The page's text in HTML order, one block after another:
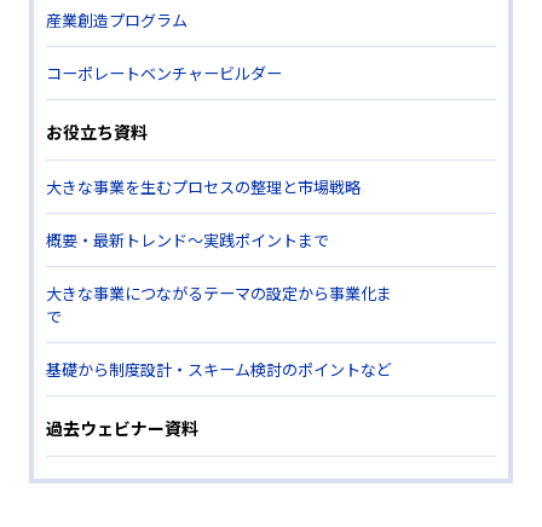
産業創造プログラム
コーポレートベンチャービルダー
お役立ち資料
大きな事業を生むプロセスの整理と市場戦略
概要・最新トレンド～実践ポイントまで
大きな事業につながるテーマの設定から事業化ま
で
基礎から制度設計・スキーム検討のポイントなど
過去ウェビナー資料